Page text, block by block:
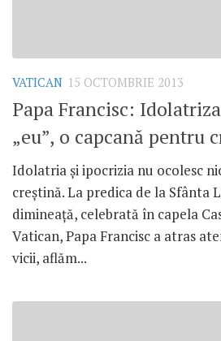
VATICAN 15 OCTOMBRIE 2013
Papa Francisc:
„eu”, o capcană pentru
Idolatria şi ipocrizia nu ocolesc
creştină. La predica de la Sfânta
dimineaţă, celebrată în capela
Vatican, Papa Francisc a atras
vicii, aflăm...